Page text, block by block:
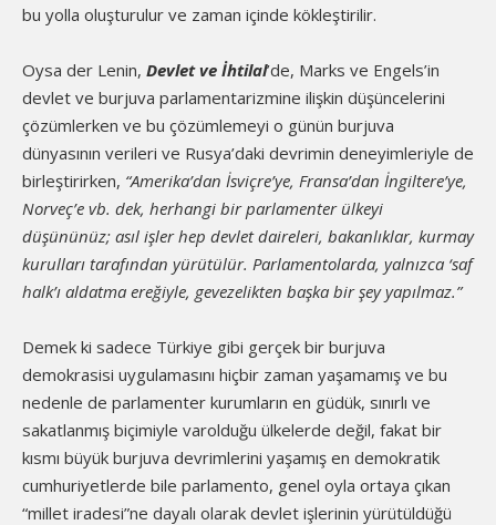
bu yolla oluşturulur ve zaman içinde kökleştirilir.
Oysa der Lenin, Devlet ve İhtilal’de, Marks ve Engels’in
devlet ve burjuva parlamentarizmine ilişkin düşüncelerini
çözümlerken ve bu çözümlemeyi o günün burjuva
dünyasının verileri ve Rusya’daki devrimin deneyimleriyle de
birleştirirken, “Amerika’dan İsviçre’ye, Fransa’dan İngiltere’ye,
Norveç’e vb. dek, herhangi bir parlamenter ülkeyi
düşününüz; asıl işler hep devlet daireleri, bakanlıklar, kurmay
kurulları tarafından yürütülür. Parlamentolarda, yalnızca ‘saf
halk’ı aldatma ereğiyle, gevezelikten başka bir şey yapılmaz.”
Demek ki sadece Türkiye gibi gerçek bir burjuva
demokrasisi uygulamasını hiçbir zaman yaşamamış ve bu
nedenle de parlamenter kurumların en güdük, sınırlı ve
sakatlanmış biçimiyle varolduğu ülkelerde değil, fakat bir
kısmı büyük burjuva devrimlerini yaşamış en demokratik
cumhuriyetlerde bile parlamento, genel oyla ortaya çıkan
“millet iradesi”ne dayalı olarak devlet işlerinin yürütüldüğü